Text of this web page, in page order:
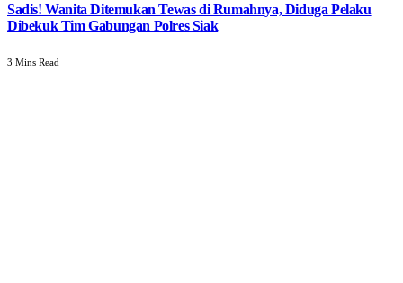
Sadis! Wanita Ditemukan Tewas di Rumahnya, Diduga Pelaku
Dibekuk Tim Gabungan Polres Siak
3 Mins Read